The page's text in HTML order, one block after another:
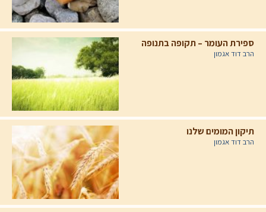
ספירת העומר – תקופה בתנופה
הרב דוד אגמון
תיקון המומים שלנו
הרב דוד אגמון